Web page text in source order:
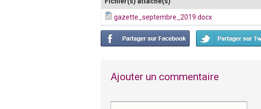
i
e
v
gazette_septembre_2019.docx
Ajouter un commentaire